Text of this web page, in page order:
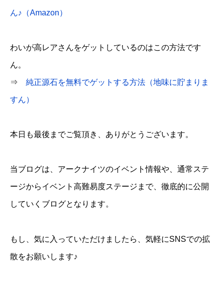
ん♪（Amazon）
わいが高レアさんをゲットしているのはこの方法です
ん。
⇒ 純正源石を無料でゲットする方法（地味に貯まりま
すん）
本日も最後までご覧頂き、ありがとうございます。
当ブログは、アークナイツのイベント情報や、通常ステ
ージからイベント高難易度ステージまで、徹底的に公開
していくブログとなります。
もし、気に入っていただけましたら、気軽にSNSでの拡
散をお願いします♪